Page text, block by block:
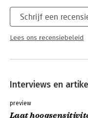
Schrijf een
Lees ons recensiebeleid
Interviews en
preview
Laat